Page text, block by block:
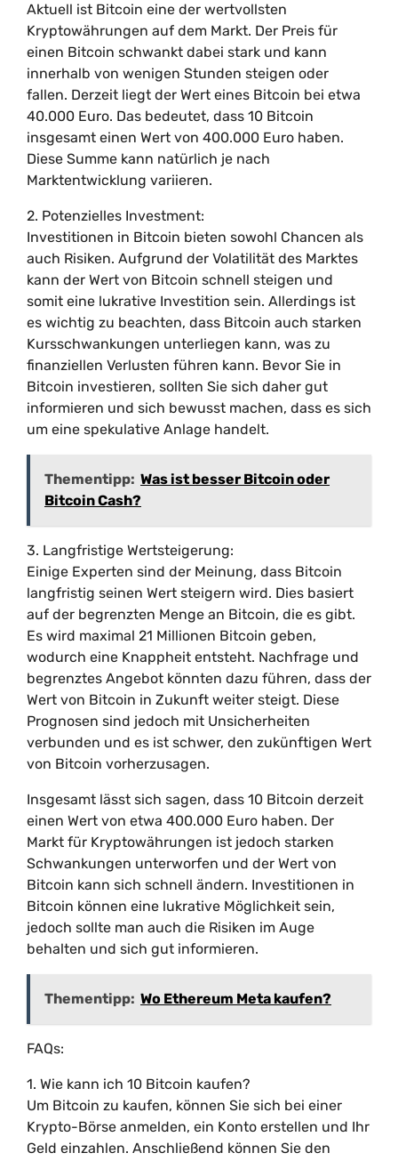
Aktuell ist Bitcoin eine der wertvollsten
Kryptowährungen auf dem Markt. Der Preis für
einen Bitcoin schwankt dabei stark und kann
innerhalb von wenigen Stunden steigen oder
fallen. Derzeit liegt der Wert eines Bitcoin bei etwa
40.000 Euro. Das bedeutet, dass 10 Bitcoin
insgesamt einen Wert von 400.000 Euro haben.
Diese Summe kann natürlich je nach
Marktentwicklung variieren.
2. Potenzielles Investment:
Investitionen in Bitcoin bieten sowohl Chancen als
auch Risiken. Aufgrund der Volatilität des Marktes
kann der Wert von Bitcoin schnell steigen und
somit eine lukrative Investition sein. Allerdings ist
es wichtig zu beachten, dass Bitcoin auch starken
Kursschwankungen unterliegen kann, was zu
finanziellen Verlusten führen kann. Bevor Sie in
Bitcoin investieren, sollten Sie sich daher gut
informieren und sich bewusst machen, dass es sich
um eine spekulative Anlage handelt.
Thementipp: Was ist besser Bitcoin oder
Bitcoin Cash?
3. Langfristige Wertsteigerung:
Einige Experten sind der Meinung, dass Bitcoin
langfristig seinen Wert steigern wird. Dies basiert
auf der begrenzten Menge an Bitcoin, die es gibt.
Es wird maximal 21 Millionen Bitcoin geben,
wodurch eine Knappheit entsteht. Nachfrage und
begrenztes Angebot könnten dazu führen, dass der
Wert von Bitcoin in Zukunft weiter steigt. Diese
Prognosen sind jedoch mit Unsicherheiten
verbunden und es ist schwer, den zukünftigen Wert
von Bitcoin vorherzusagen.
Insgesamt lässt sich sagen, dass 10 Bitcoin derzeit
einen Wert von etwa 400.000 Euro haben. Der
Markt für Kryptowährungen ist jedoch starken
Schwankungen unterworfen und der Wert von
Bitcoin kann sich schnell ändern. Investitionen in
Bitcoin können eine lukrative Möglichkeit sein,
jedoch sollte man auch die Risiken im Auge
behalten und sich gut informieren.
Thementipp: Wo Ethereum Meta kaufen?
FAQs:
1. Wie kann ich 10 Bitcoin kaufen?
Um Bitcoin zu kaufen, können Sie sich bei einer
Krypto-Börse anmelden, ein Konto erstellen und Ihr
Geld einzahlen. Anschließend können Sie den